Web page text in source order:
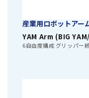
産業用ロボットアー
YAM Arm (BIG
6自由度構成 グリッパー